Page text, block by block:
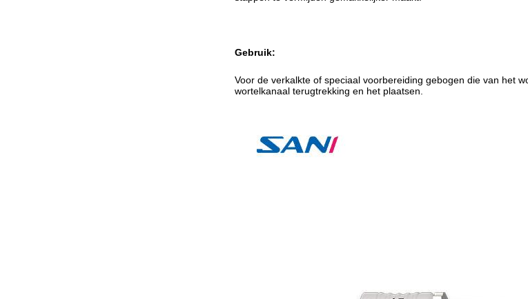
Gebruik:
Voor de verkalkte of speciaal voorbereiding gebogen die van het
wortelkanaal terugtrekking en het plaatsen.